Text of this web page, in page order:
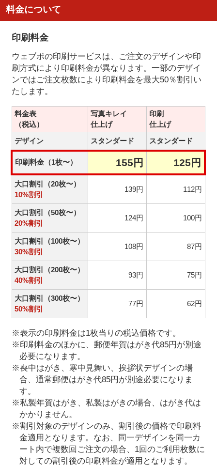
料金について
印刷料金
ウェブポの印刷サービスは、ご注文のデザインや印
刷方式により印刷料金が異なります。一部のデザイ
ンではご注文枚数により印刷料金を最大50％割引い
たします。
料金表
（税込）
写真キレイ
仕上げ
印刷
仕上げ
デザイン
スタンダード スタンダード
印刷料金（1枚〜） 155円 125円
大口割引（20枚〜）
10%割引
139円 112円
大口割引（50枚〜）
20%割引
124円 100円
大口割引（100枚〜）
30%割引
108円 87円
大口割引（200枚〜）
40%割引
93円 75円
大口割引（300枚〜）
50%割引
77円 62円
※表示の印刷料金は1枚当りの税込価格です。
※印刷料金のほかに、郵便年賀はがき代85円が別途
必要になります。
※喪中はがき、寒中見舞い、挨拶状デザインの場
合、通常郵便はがき代85円が別途必要になりま
す。
※私製年賀はがき、私製はがきの場合、はがき代は
かかりません。
※割引対象のデザインのみ、割引後の価格で印刷料
金適用となります。なお、同一デザインを同一カ
ート内で複数回ご注文の場合、1回のご利用枚数に
対しての割引後の印刷料金が適用となります。